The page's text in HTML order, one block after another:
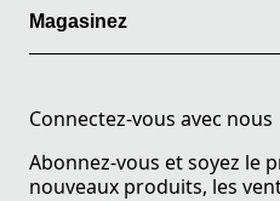
Magasinez
Connectez-vous avec nous
Abonnez-vous et soyez le
nouveaux produits, les